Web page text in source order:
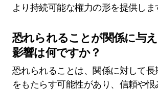
より持続可能な権力の形を提供しま
恐れられることが関係に与
影響は何ですか？
恐れられることは、関係に対して
をもたらす可能性があり、信頼や恨